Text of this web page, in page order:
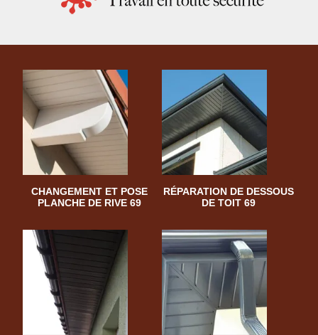
CHANGEMENT ET POSE
PLANCHE DE RIVE 69
RÉPARATION DE DESSOUS
DE TOIT 69